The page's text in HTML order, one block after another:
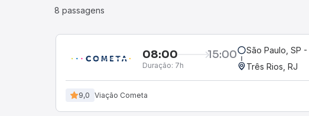
8 passagens
08:00 15:00
Duração: 7h
São Paulo, SP
Três Rios, RJ
9,0 Viação Cometa